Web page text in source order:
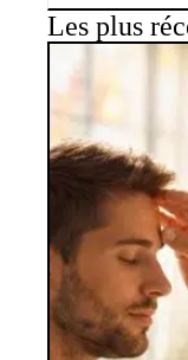
Les plus